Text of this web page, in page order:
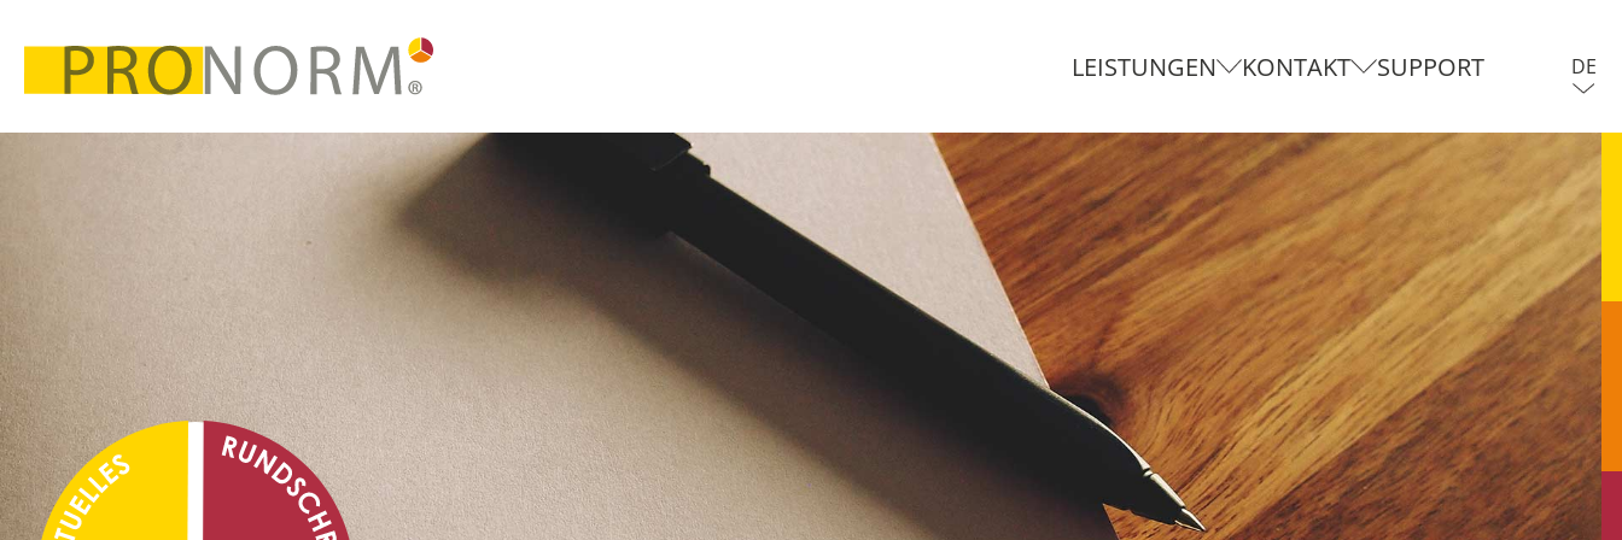
LEISTUNGEN KONTAKT SUPPORT DE